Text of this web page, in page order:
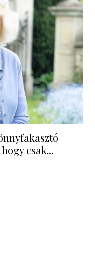
csak...